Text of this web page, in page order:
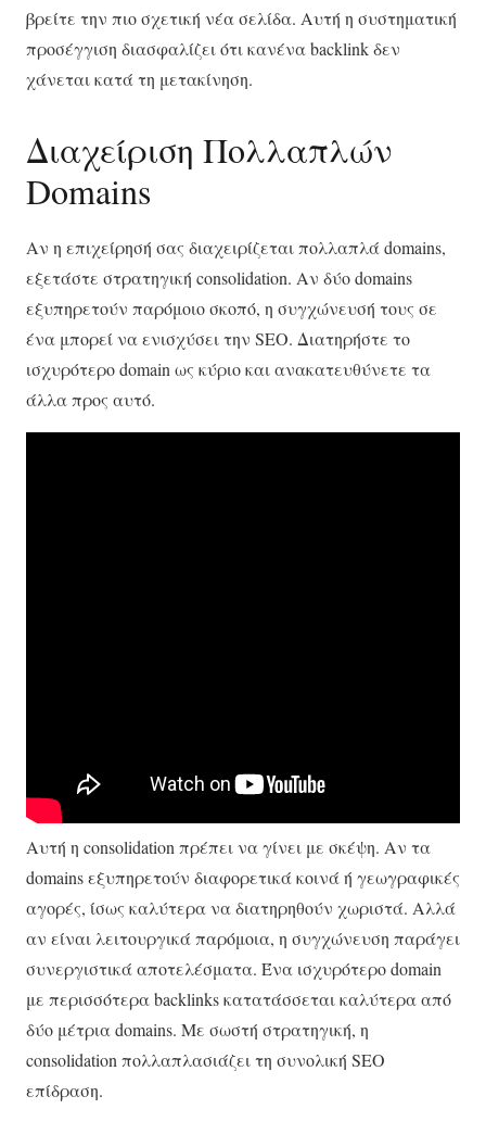
βρείτε την πιο σχετική νέα σελίδα. Αυτή η συστηματική
προσέγγιση διασφαλίζει ότι κανένα backlink δεν
χάνεται κατά τη μετακίνηση.
Διαχείριση Πολλαπλών
Domains
Αν η επιχείρησή σας διαχειρίζεται πολλαπλά domains,
εξετάστε στρατηγική consolidation. Αν δύο domains
εξυπηρετούν παρόμοιο σκοπό, η συγχώνευσή τους σε
ένα μπορεί να ενισχύσει την SEO. Διατηρήστε το
ισχυρότερο domain ως κύριο και ανακατευθύνετε τα
άλλα προς αυτό.
Αυτή η consolidation πρέπει να γίνει με σκέψη. Αν τα
domains εξυπηρετούν διαφορετικά κοινά ή γεωγραφικές
αγορές, ίσως καλύτερα να διατηρηθούν χωριστά. Αλλά
αν είναι λειτουργικά παρόμοια, η συγχώνευση παράγει
συνεργιστικά αποτελέσματα. Ένα ισχυρότερο domain
με περισσότερα backlinks κατατάσσεται καλύτερα από
δύο μέτρια domains. Με σωστή στρατηγική, η
consolidation πολλαπλασιάζει τη συνολική SEO
επίδραση.